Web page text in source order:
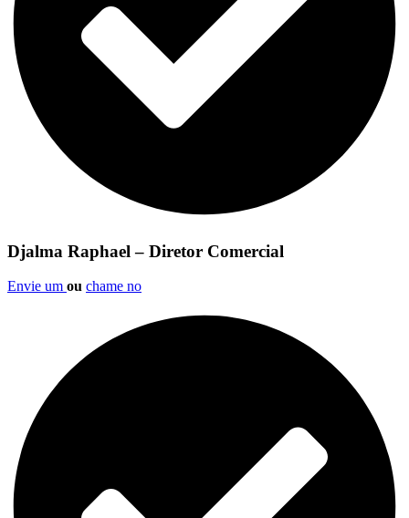
Djalma Raphael – Diretor Comercial
Envie um ou chame no